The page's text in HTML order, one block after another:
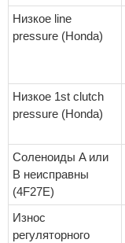
Низкое line
pressure (Honda)
Низкое 1st clutch
pressure (Honda)
Соленоиды A или
B неисправны
(4F27E)
Износ
регуляторного